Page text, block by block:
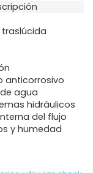
traslúcida
anticorrosivo
agua
hidráulicos
del flujo
y humedad